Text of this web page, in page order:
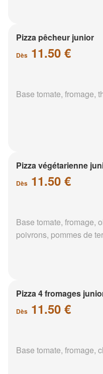
Pizza pêcheur junior
Dès 11.50 €
Base tomate, fromage,
Pizza végétarienne
Dès 11.50 €
Base tomate, fromage,
poivrons, pommes de
Pizza 4 fromages
Dès 11.50 €
Base tomate, fromage,